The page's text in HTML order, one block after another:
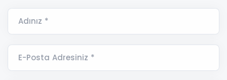
Adınız *
E-Posta Adresiniz *